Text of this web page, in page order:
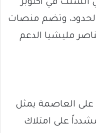
أُنشئت في أكتوبر
عن الحدود، وتضم منصات
مليشيا الدعم
على العاصمة يمثل
مشدداً على امتلاك